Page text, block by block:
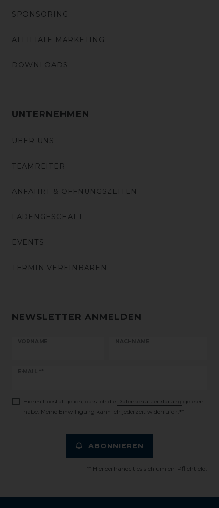
SPONSORING
AFFILIATE MARKETING
DOWNLOADS
UNTERNEHMEN
ÜBER UNS
TEAMREITER
ANFAHRT & ÖFFNUNGSZEITEN
LADENGESCHÄFT
EVENTS
TERMIN VEREINBAREN
NEWSLETTER ANMELDEN
VORNAME NACHNAME
E-MAIL **
Newsletter
Hiermit bestätige ich, dass ich die Daten­schutz­erklärung gelesen
habe. Meine Einwilligung kann ich jederzeit widerrufen.**
ABONNIEREN
** Hierbei handelt es sich um ein Pflichtfeld.